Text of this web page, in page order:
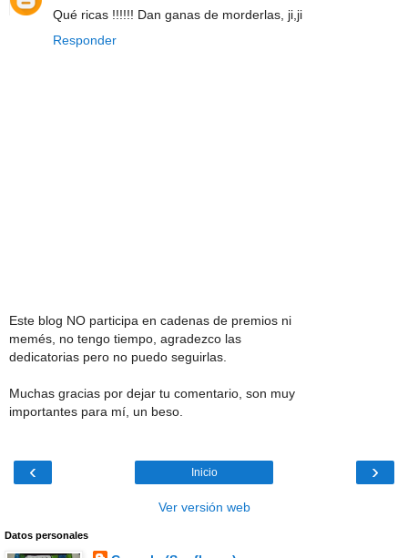
Qué ricas !!!!!! Dan ganas de morderlas, ji,ji
Responder
Este blog NO participa en cadenas de premios ni
memés, no tengo tiempo, agradezco las
dedicatorias pero no puedo seguirlas.
Muchas gracias por dejar tu comentario, son muy
importantes para mí, un beso.
‹ ›
Inicio
Ver versión web
Datos personales